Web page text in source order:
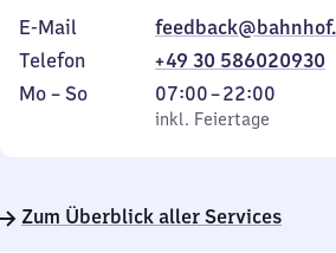
E-Mail
Telefon
+49 30 586020930
Montag
Mo – So,
inkl. Feiertage
07:00–22:00
Von
7
22
inkl. Feiertage
Zum Überblick aller Services